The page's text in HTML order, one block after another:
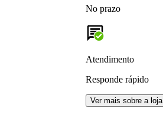
No prazo
Atendimento
Responde rápido
Ver mais sobre a loja